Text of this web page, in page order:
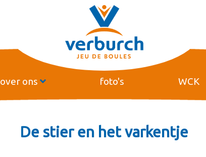
over ons foto's WCK
De stier en het varkentje